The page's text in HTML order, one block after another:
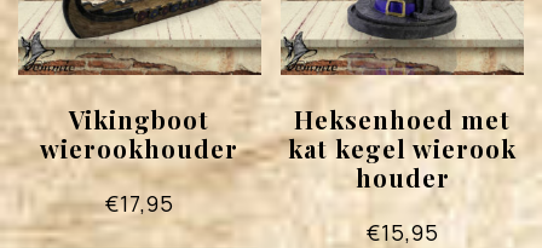
Vikingboot
wierookhouder
€17,95
Heksenhoed met
kat kegel wierook
houder
€15,95